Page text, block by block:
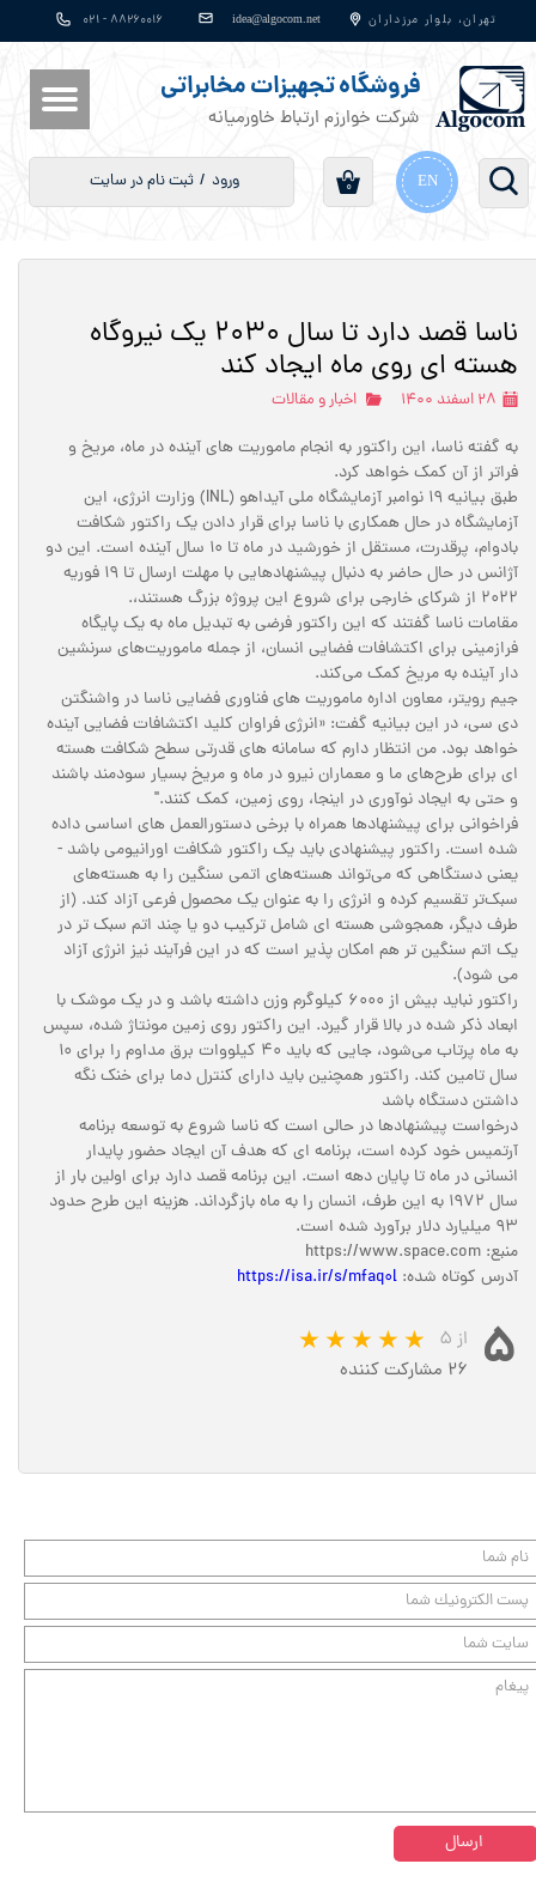
۸۸۲۶۰۰۱۶ - ۰۲۱ ​​​​​​​​​​​​​​idea@algocom.net تهران، بلوار مرزداران
فروشگاه تجهیزات مخابراتی
شرکت خوارزم ارتباط خاورمیانه
ورود / ثبت نام در سایت
حساب کاربری من
تغییر گذر واژه
سفارشات
خروج از حساب کاربری
۰ EN
ناسا قصد دارد تا سال 2030 یک نیروگاه
هسته ای روی ماه ایجاد کند
۲۸ اسفند ۱۴۰۰ اخبار و مقالات
به گفته ناسا، این راکتور به انجام ماموریت های آینده در ماه، مریخ و
فراتر از آن کمک خواهد کرد.
طبق بیانیه 19 نوامبر آزمایشگاه ملی آیداهو (INL) وزارت انرژی، این
آزمایشگاه در حال همکاری با ناسا برای قرار دادن یک راکتور شکافت
بادوام، پرقدرت، مستقل از خورشید در ماه تا 10 سال آینده است. این دو
آژانس در حال حاضر به دنبال پیشنهادهایی با مهلت ارسال تا 19 فوریه
2022 از شرکای خارجی برای شروع این پروژه بزرگ هستند،.
مقامات ناسا گفتند که این راکتور فرضی به تبدیل ماه به یک پایگاه
فرازمینی برای اکتشافات فضایی انسان، از جمله ماموریت‌های سرنشین
دار آینده به مریخ کمک می‌کند.
جیم رویتر، معاون اداره ماموریت های فناوری فضایی ناسا در واشنگتن
دی سی، در این بیانیه گفت: «انرژی فراوان کلید اکتشافات فضایی آینده
خواهد بود. من انتظار دارم که سامانه های قدرتی سطح شکافت هسته
ای برای طرح‌های ما و معماران نیرو در ماه و مریخ بسیار سودمند باشند
و حتی به ایجاد نوآوری‌ در اینجا، روی زمین، کمک کنند."
فراخوانی برای پیشنهادها همراه با برخی دستورالعمل های اساسی داده
شده است. راکتور پیشنهادی باید یک راکتور شکافت اورانیومی باشد -
یعنی دستگاهی که می‌تواند هسته‌های اتمی سنگین را به هسته‌های
سبک‌تر تقسیم کرده و انرژی را به عنوان یک محصول فرعی آزاد کند. (از
طرف دیگر، همجوشی هسته ای شامل ترکیب دو یا چند اتم سبک تر در
یک اتم سنگین تر هم امکان پذیر است که در این فرآیند نیز انرژی آزاد
می شود).
راکتور نباید بیش از 6000 کیلوگرم وزن داشته باشد و در یک موشک با
ابعاد ذکر شده در بالا قرار گیرد. این راکتور روی زمین مونتاژ شده، سپس
به ماه پرتاب می‌شود، جایی که باید 40 کیلووات برق مداوم را برای 10
سال تامین کند. راکتور همچنین باید دارای کنترل دما برای خنک نگه
داشتن دستگاه باشد
درخواست پیشنهادها در حالی است که ناسا شروع به توسعه برنامه
آرتمیس خود کرده است، برنامه ای که هدف آن ایجاد حضور پایدار
انسانی در ماه تا پایان دهه است. این برنامه قصد دارد برای اولین بار از
سال 1972 به این طرف، انسان را به ماه بازگرداند. هزینه این طرح حدود
93 میلیارد دلار برآورد شده است.
منبع: https://www.space.com
آدرس کوتاه شده: https://isa.ir/s/mfaq0l
۵ از ۵
۲۶ مشارکت کننده
ارسال